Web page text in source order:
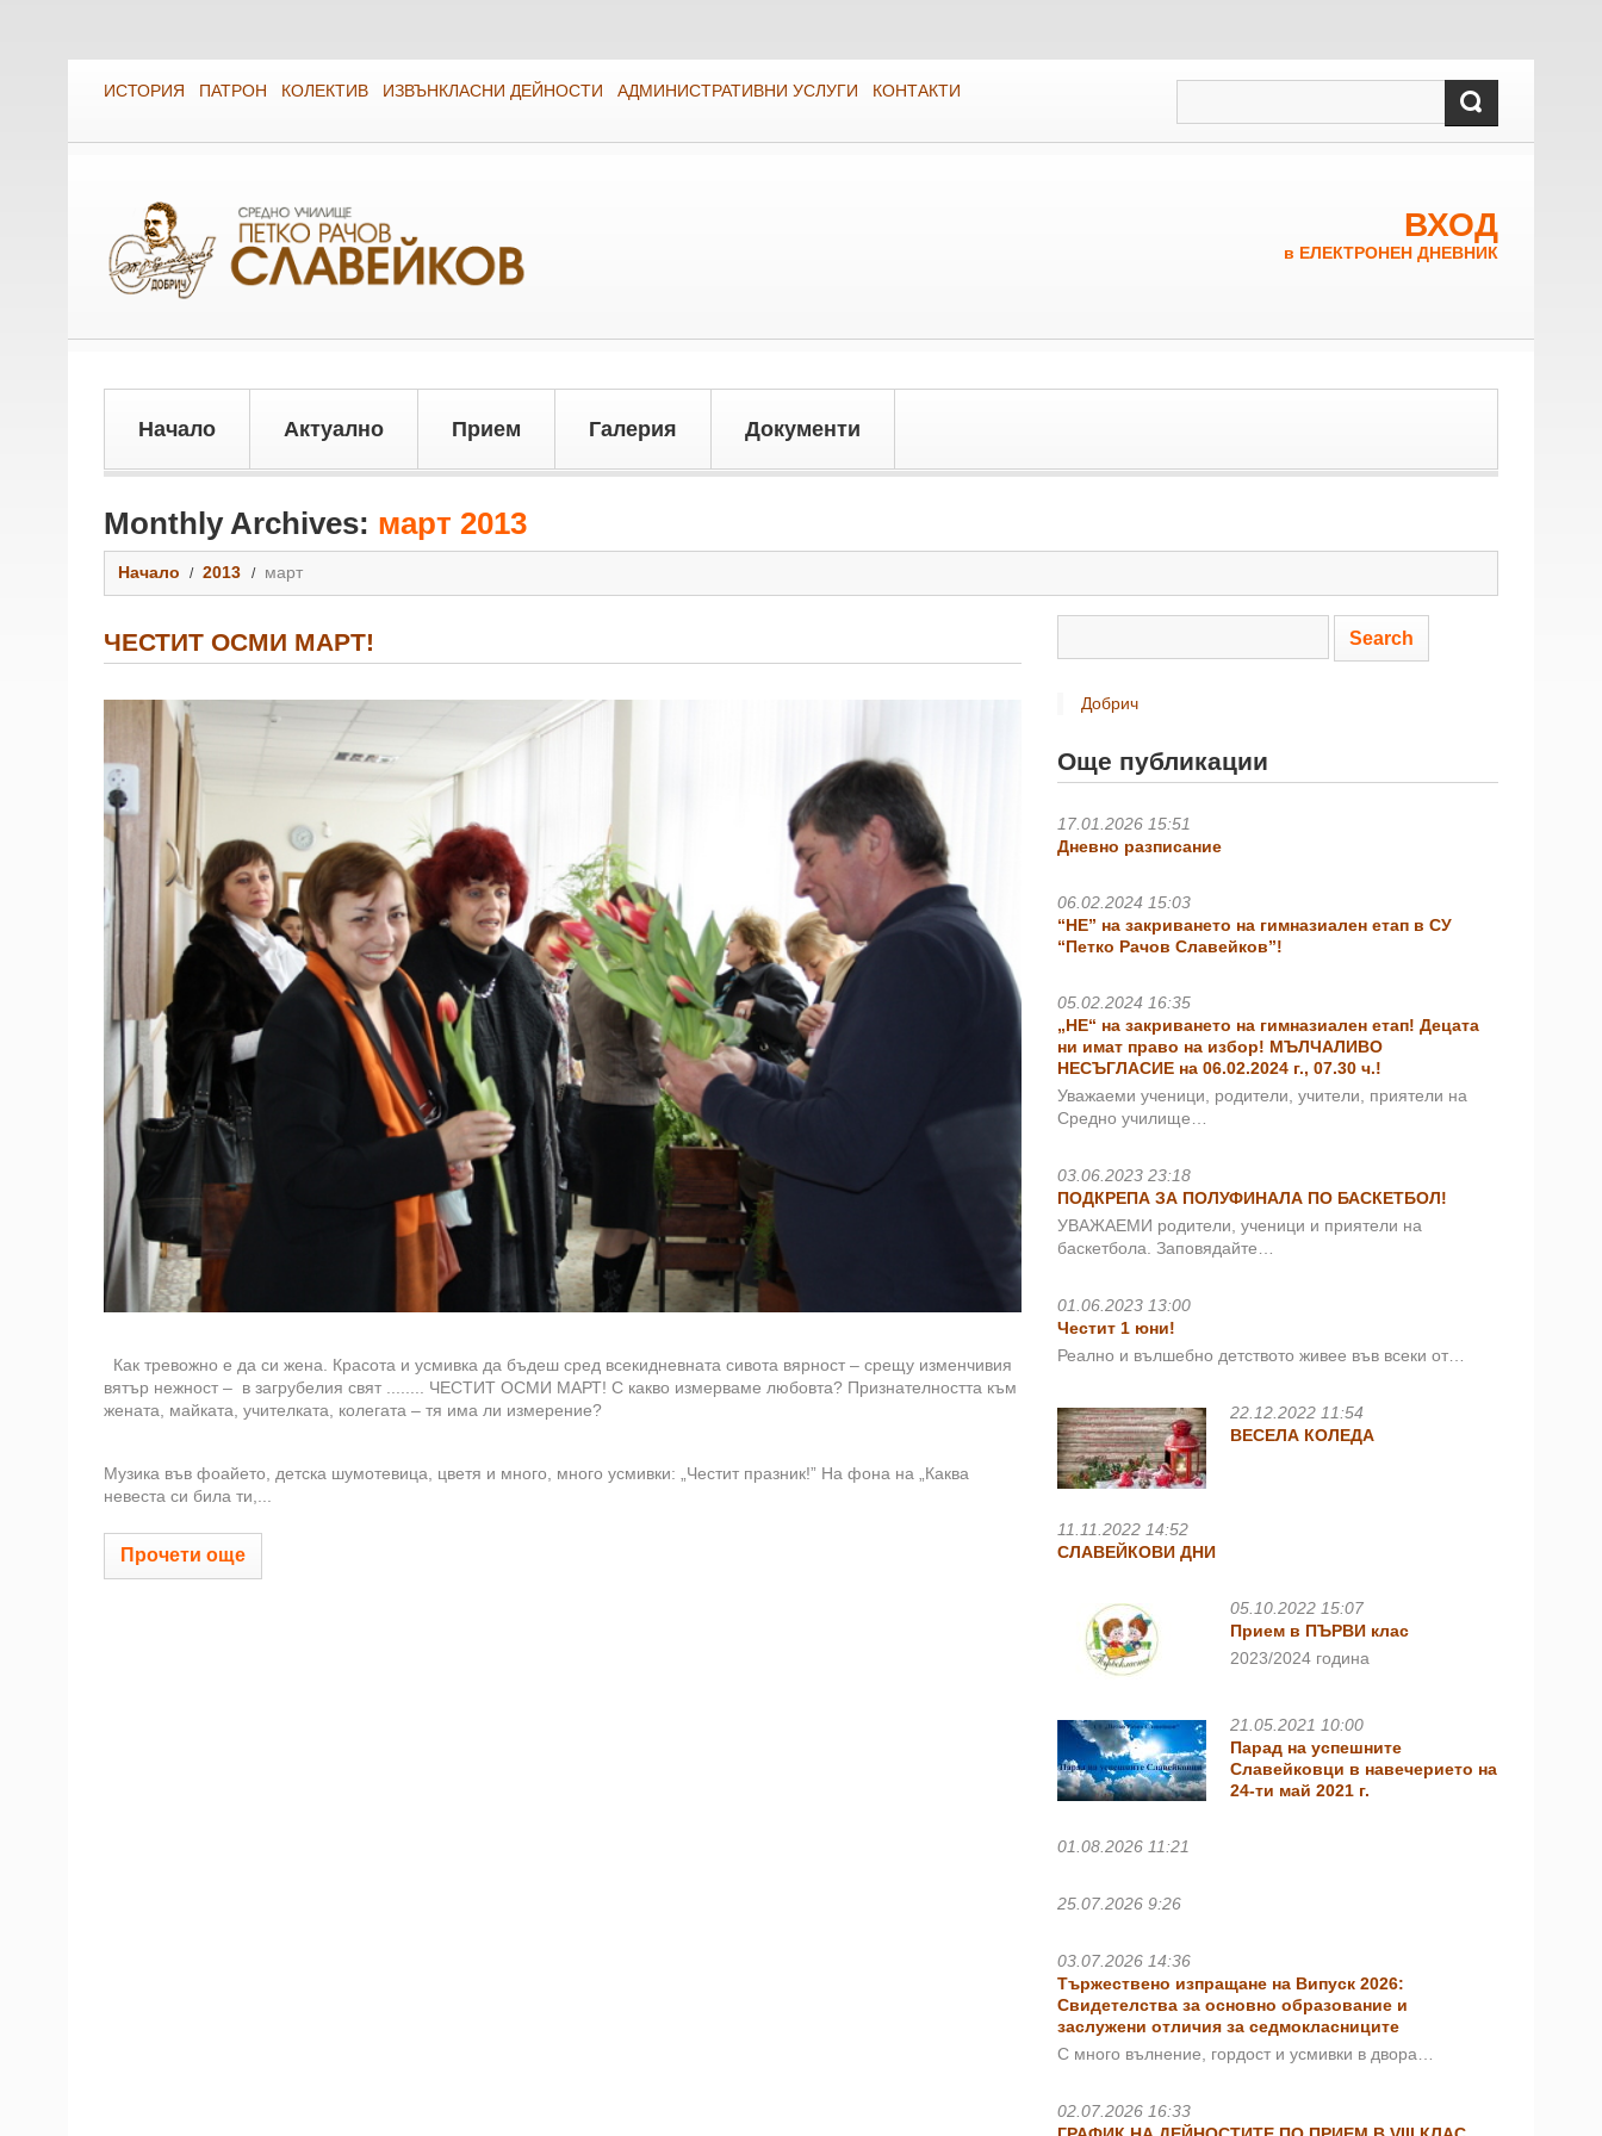
ИСТОРИЯ ПАТРОН КОЛЕКТИВ ИЗВЪНКЛАСНИ ДЕЙНОСТИ АДМИНИСТРАТИВНИ УСЛУГИ КОНТАКТИ
ВХОД
в ЕЛЕКТРОНЕН ДНЕВНИК
Начало Актуално Прием Галерия Документи
Monthly Archives: март 2013
Начало 2013 март
ЧЕСТИТ ОСМИ МАРТ!
Как тревожно е да си жена. Красота и усмивка да бъдеш сред всекидневната сивота вярност – срещу изменчивия
вятър нежност – в загрубелия свят ........ ЧЕСТИТ ОСМИ МАРТ! С какво измерваме любовта? Признателността към
жената, майката, учителката, колегата – тя има ли измерение?
Музика във фоайето, детска шумотевица, цветя и много, много усмивки: „Честит празник!” На фона на „Каква
невеста си била ти,...
Прочети още
Добрич
Още публикации
17.01.2026 15:51
Дневно разписание
06.02.2024 15:03
“НЕ” на закриването на гимназиален етап в СУ
“Петко Рачов Славейков”!
05.02.2024 16:35
„НЕ“ на закриването на гимназиален етап! Децата
ни имат право на избор! МЪЛЧАЛИВО
НЕСЪГЛАСИЕ на 06.02.2024 г., 07.30 ч.!
Уважаеми ученици, родители, учители, приятели на
Средно училище…
03.06.2023 23:18
ПОДКРЕПА ЗА ПОЛУФИНАЛА ПО БАСКЕТБОЛ!
УВАЖАЕМИ родители, ученици и приятели на
баскетбола. Заповядайте…
01.06.2023 13:00
Честит 1 юни!
Реално и вълшебно детството живее във всеки от…
22.12.2022 11:54
ВЕСЕЛА КОЛЕДА
11.11.2022 14:52
СЛАВЕЙКОВИ ДНИ
05.10.2022 15:07
Прием в ПЪРВИ клас
2023/2024 година
21.05.2021 10:00
Парад на успешните
Славейковци в навечерието на
24-ти май 2021 г.
01.08.2026 11:21
25.07.2026 9:26
03.07.2026 14:36
Тържествено изпращане на Випуск 2026:
Свидетелства за основно образование и
заслужени отличия за седмокласниците
С много вълнение, гордост и усмивки в двора…
02.07.2026 16:33